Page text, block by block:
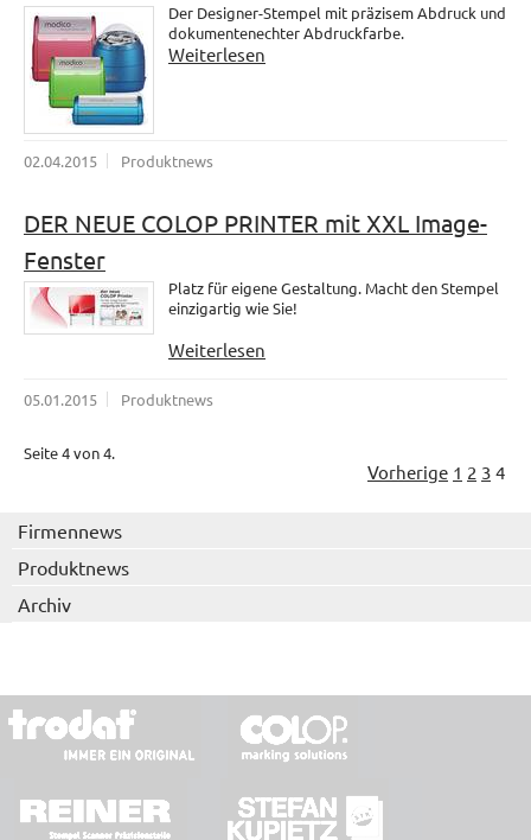
Der Designer-Stempel mit präzisem Abdruck und
dokumentenechter Abdruckfarbe.
Weiterlesen
02.04.2015 Produktnews
DER NEUE COLOP PRINTER mit XXL Image-
Fenster
Platz für eigene Gestaltung. Macht den Stempel
einzigartig wie Sie!
Weiterlesen
05.01.2015 Produktnews
Seite 4 von 4.
Vorherige 1 2 3 4
Firmennews
Produktnews
Archiv